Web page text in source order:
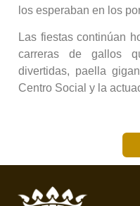
los esperaban en los
Las fiestas continúan
carreras de gallos
divertidas, paella
Centro Social y la